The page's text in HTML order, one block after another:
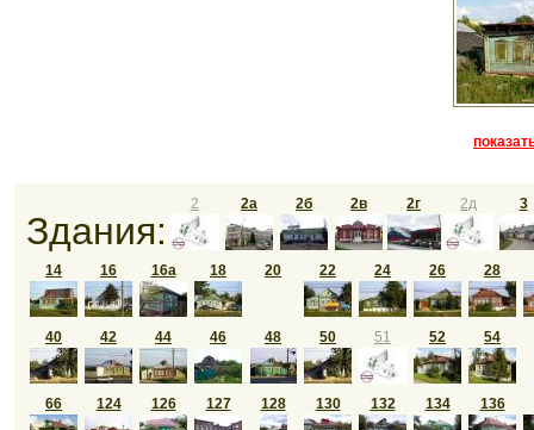
Здания:
2 2а 2б 2в 2г 2д 3
14 16 16а 18 20 22 24 26 28
40 42 44 46 48 50 51 52 54
66 124 126 127 128 130 132 134 136